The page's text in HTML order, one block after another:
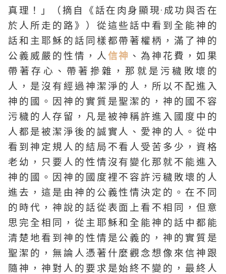
真理！」（摘自《話在肉身顯現·成功與否在
於人所走的路》）從這些話中看到全能神的
話和主耶穌的話同樣都帶著權柄，滿了神的
公義威嚴的性情，人信神 、為神花費，如果
帶著存心、帶著摻雜，那就是污穢敗壞的
人，是沒有經過神潔淨的人，所以不配進入
神的國。因神的實質是聖潔的，神的國不容
污穢的人存留，凡是被神稱許進入國度中的
人都是被潔淨後的誠實人、愛神的人。從中
看到神定規人的結局不看人受苦多少，資格
老幼，只要人的性情沒有變化那就不能進入
神的國。因神的國度裡不容許污穢敗壞的人
進去，這是由神的公義性情決定的。在不同
的時代，神說的話從表面上看不相同，但意
思完全相同，從主耶穌和全能神的話中都能
清楚地看到神的性情是公義的，神的實質是
聖潔的，無論人憑著什麼觀念想像來信神跟
隨神，神對人的要求是始終不變的，最終人